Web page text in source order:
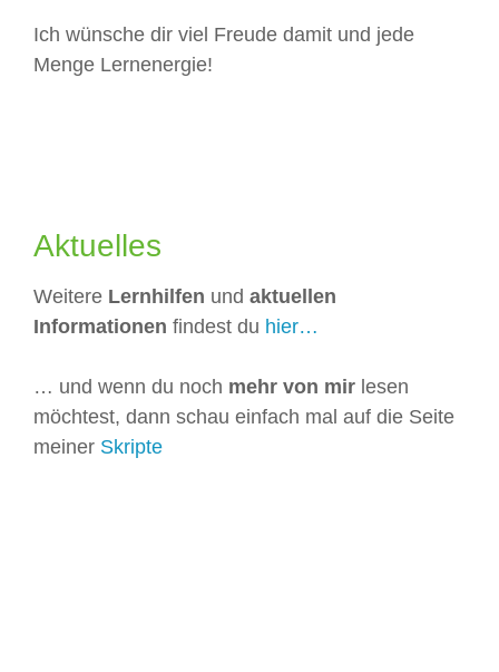
Ich wünsche dir viel Freude damit und jede
Menge Lernenergie!
Aktuelles
Weitere Lernhilfen und aktuellen
Informationen findest du hier…
… und wenn du noch mehr von mir lesen
möchtest, dann schau einfach mal auf die Seite
meiner Skripte